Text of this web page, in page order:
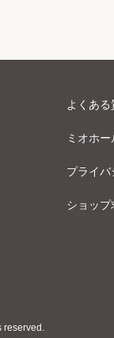
よくある
ミオホー
プライバ
ショップ